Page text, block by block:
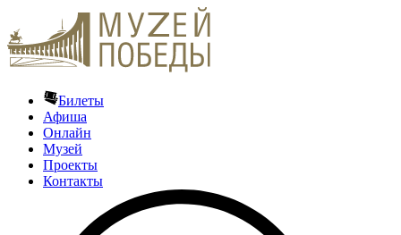
Билеты
Афиша
Онлайн
Музей
Проекты
Контакты